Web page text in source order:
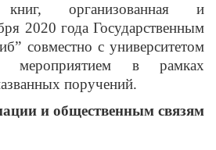
книг, организованная и
2020 года Государственным
совместно с университетом
мероприятием в рамках
поручений.
и общественным связям